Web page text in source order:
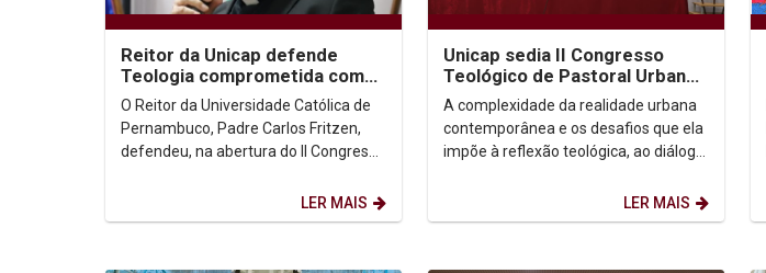
Reitor da Unicap defende
Teologia comprometida com
os desafios das cidades
contemporâneas
O Reitor da Universidade Católica de
Pernambuco, Padre Carlos Fritzen,
defendeu, na abertura do II Congresso
LER MAIS
Unicap sedia II Congresso
Teológico de Pastoral Urbana
que debate desafios da fé nas
cidades
A complexidade da realidade urbana
contemporânea e os desafios que ela
impõe à reflexão teológica, ao diálogo
LER MAIS